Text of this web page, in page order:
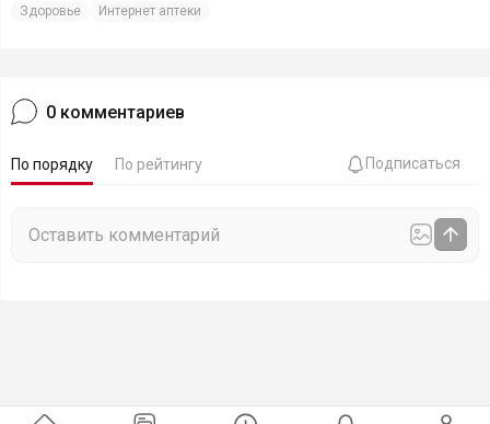
Здоровье Интернет аптеки
0 комментариев
По порядку По рейтингу Подписаться